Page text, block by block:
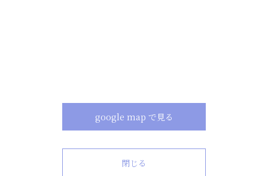
google map で見る
閉じる